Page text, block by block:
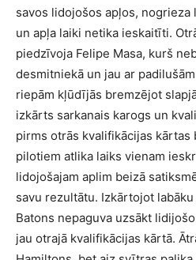
savos lidojošos apļos,
un apļa laiki netika ieskaitīti.
piedzīvoja Felipe Masa, kurš
desmitniekā un jau ar
riepām kļūdījās bremzējot
izkārts sarkanais karogs un
pirms otrās kvalifikācijas kārtas
pilotiem atlika laiks vienam
lidojošajam aplim beizā
savu rezultātu. Izkārtojot
Batons nepaguva uzsākt
jau otrajā kvalifikācijas kārtā.